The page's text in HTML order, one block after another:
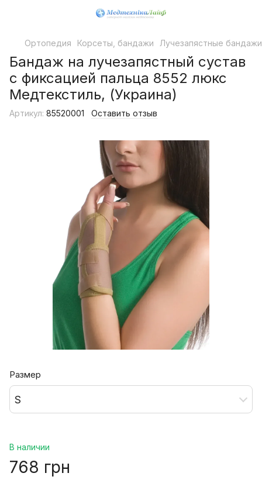
Ортопедия Корсеты, бандажи Лучезапястные
Бандаж на лучезапястный сустав
с фиксацией пальца 8552 люкс
Медтекстиль, (Украина)
Артикул: 85520001 Оставить отзыв
Размер
S
В наличии
768 грн